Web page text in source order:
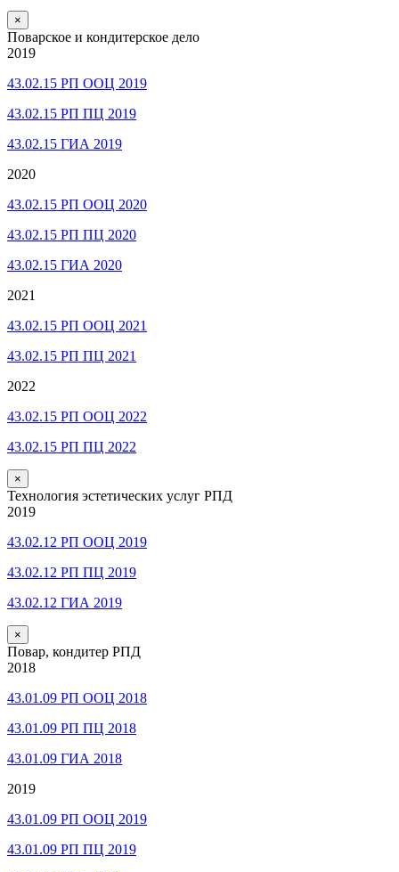
×
Поварское и кондитерское дело
2019
43.02.15 РП ООЦ 2019
43.02.15 РП ПЦ 2019
43.02.15 ГИА 2019
2020
43.02.15 РП ООЦ 2020
43.02.15 РП ПЦ 2020
43.02.15 ГИА 2020
2021
43.02.15 РП ООЦ 2021
43.02.15 РП ПЦ 2021
2022
43.02.15 РП ООЦ 2022
43.02.15 РП ПЦ 2022
×
Технология эстетических услуг РПД
2019
43.02.12 РП ООЦ 2019
43.02.12 РП ПЦ 2019
43.02.12 ГИА 2019
×
Повар, кондитер РПД
2018
43.01.09 РП ООЦ 2018
43.01.09 РП ПЦ 2018
43.01.09 ГИА 2018
2019
43.01.09 РП ООЦ 2019
43.01.09 РП ПЦ 2019